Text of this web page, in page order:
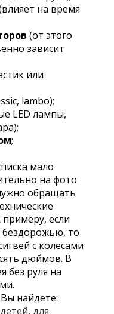
на время
(от этого
зависит
или
lambo);
LED лампы,
;
мало
на фото
обращать
примеру, если
бездорожью, то
с колесами
дюймов. В
без руля на
найдете:
, для